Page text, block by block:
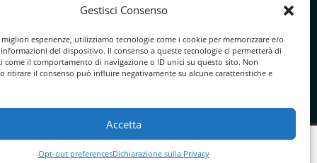
Gestisci Consenso
esperienze, utilizziamo tecnologie come i cookie per memorizzare e/o
informazioni del dispositivo. Il consenso a queste tecnologie ci permetterà di
come il comportamento di navigazione o ID unici su questo sito. Non
ritirare il consenso può influire negativamente su alcune caratteristiche e
Accetta
Opt-out preferencesDichiarazione sulla Privacy
in
Download Catalogo PDF
Cookie Policy